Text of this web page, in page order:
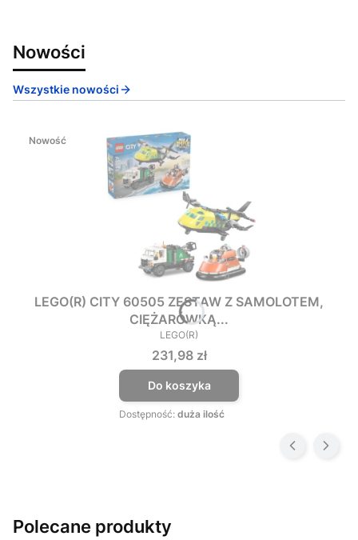
Nowości
Wszystkie nowości
Nowość
LEGO(R) CITY 60505 ZESTAW Z SAMOLOTEM,
CIĘŻARÓWKĄ...
PRODUCENT
LEGO(R)
Cena
231,98 zł
Do koszyka
Dostępność: duża ilość
Polecane produkty